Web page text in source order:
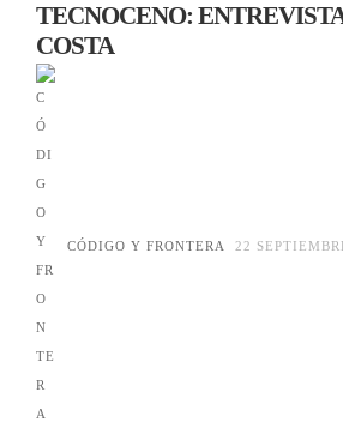
TECNOCENO:
COSTA
CÓDIGO Y FRONTERA 22